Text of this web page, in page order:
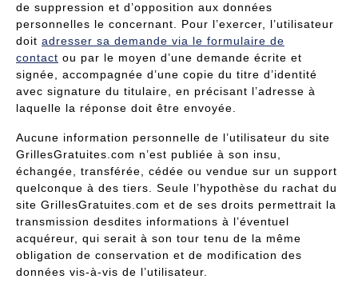
de suppression et d’opposition aux données
personnelles le concernant. Pour l’exercer, l’utilisateur
doit adresser sa demande via le formulaire de
contact ou par le moyen d’une demande écrite et
signée, accompagnée d’une copie du titre d’identité
avec signature du titulaire, en précisant l’adresse à
laquelle la réponse doit être envoyée.
Aucune information personnelle de l’utilisateur du site
GrillesGratuites.com n’est publiée à son insu,
échangée, transférée, cédée ou vendue sur un support
quelconque à des tiers. Seule l’hypothèse du rachat du
site GrillesGratuites.com et de ses droits permettrait la
transmission desdites informations à l’éventuel
acquéreur, qui serait à son tour tenu de la même
obligation de conservation et de modification des
données vis-à-vis de l’utilisateur.